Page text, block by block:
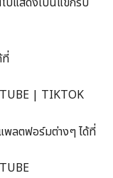
| TIKTOK
ลตฟอร์มต่างๆ ได้ที่